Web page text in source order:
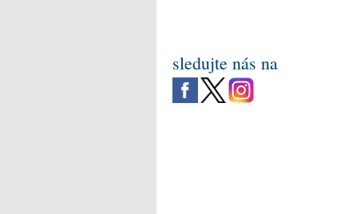
sledujte nás na